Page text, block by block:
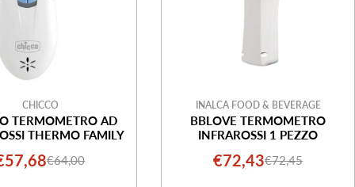
CHICCO
TERMOMETRO AD
THERMO FAMILY
Prezzo
Prezzo
€64,00
INALCA FOOD & BEVERAGE
BBLOVE TERMOMETRO
INFRAROSSI 1 PEZZO
Prezzo
€72,43Prezzo
€72,45